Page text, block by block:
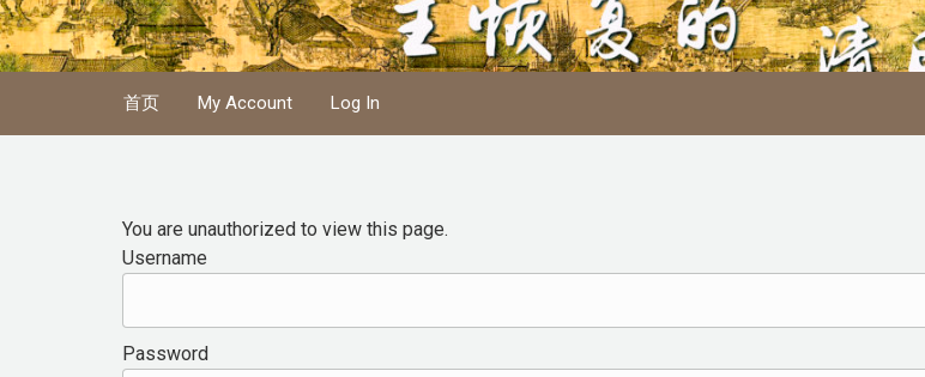
Skip to main content
首页 My Account Log In
You are unauthorized to view this page.
Username
Password